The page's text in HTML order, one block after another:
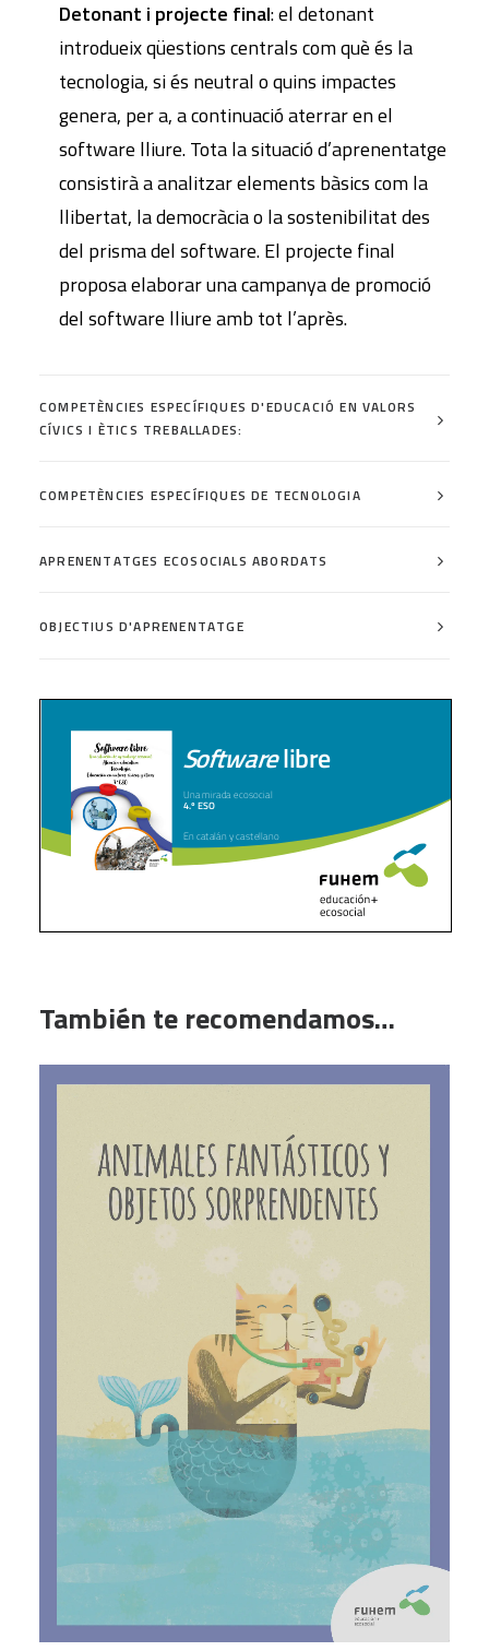
Detonant i projecte final: el detonant
introdueix qüestions centrals com què és la
tecnologia, si és neutral o quins impactes
genera, per a, a continuació aterrar en el
software lliure. Tota la situació d’aprenentatge
consistirà a analitzar elements bàsics com la
llibertat, la democràcia o la sostenibilitat des
del prisma del software. El projecte final
proposa elaborar una campanya de promoció
del software lliure amb tot l’après.
COMPETÈNCIES ESPECÍFIQUES D'EDUCACIÓ EN VALORS
CÍVICS I ÈTICS TREBALLADES:
COMPETÈNCIES ESPECÍFIQUES DE TECNOLOGIA
APRENENTATGES ECOSOCIALS ABORDATS
OBJECTIUS D'APRENENTATGE
También te recomendamos…